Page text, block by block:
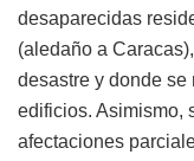
desaparecidas
(aledaño a
desastre y donde se
edificios. Asimismo,
afectaciones